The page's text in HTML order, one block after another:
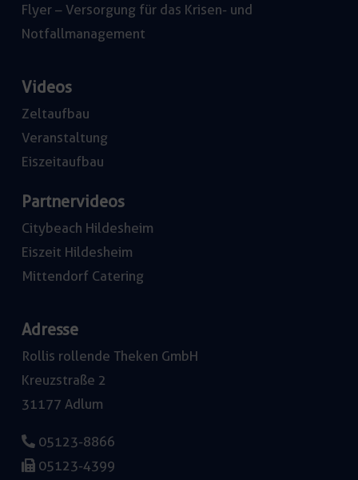
Flyer – Versorgung für das Krisen- und
Notfallmanagement
Videos
Zeltaufbau
Veranstaltung
Eiszeitaufbau
Partnervideos
Citybeach Hildesheim
Eiszeit Hildesheim
Mittendorf Catering
Adresse
Rollis rollende Theken GmbH
Kreuzstraße 2
31177 Adlum
05123-8866
05123-4399